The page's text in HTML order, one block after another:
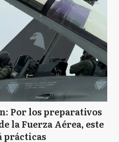
Por los preparativos
la Fuerza Aérea, este
prácticas